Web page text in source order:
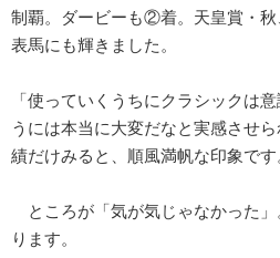
制覇。ダービーも②着。天皇賞・
表馬にも輝きました。
「使っていくうちにクラシックは
うには本当に大変だなと実感させ
績だけみると、順風満帆な印象です
ところが「気が気じゃなかった」
ります。